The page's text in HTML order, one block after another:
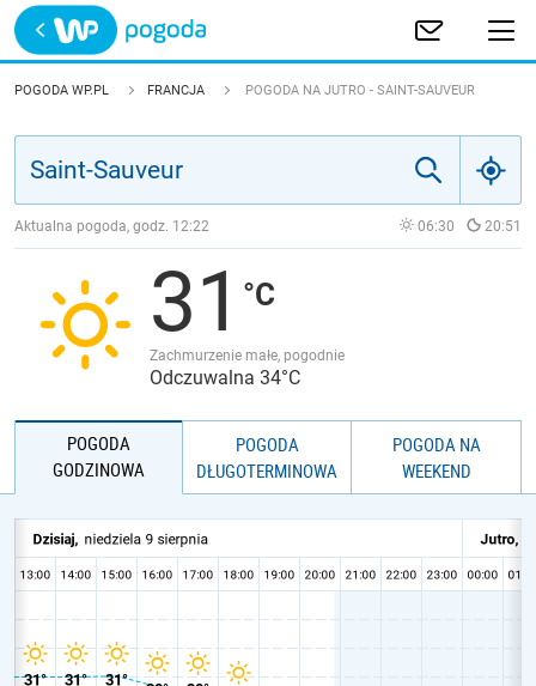
Trwa ładowanie
POLSKA
JAKOŚĆ POWIETRZA
POGODA WP.PL FRANCJA POGODA NA JUTRO - SAINT-SAUVEUR
Aktualna pogoda, godz. 12:22 06:30 20:51
31
Zachmurzenie małe, pogodnie
Odczuwalna 34°C
POGODA
GODZINOWA
POGODA
DŁUGOTERMINOWA
POGODA NA
WEEKEND